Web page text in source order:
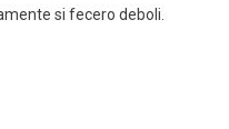
si fecero deboli.